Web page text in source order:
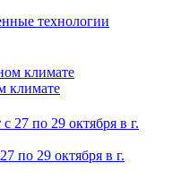
технологии
климате
по 29 октября в г.